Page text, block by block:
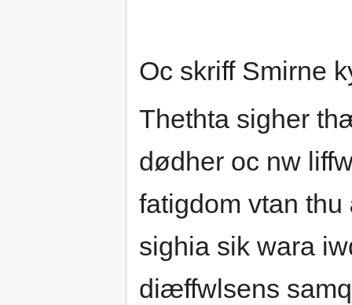
Oc skriff Smirne
Thethta sigher
dødher oc nw
fatigdom vtan
sighia sik wara
diæffwlsens